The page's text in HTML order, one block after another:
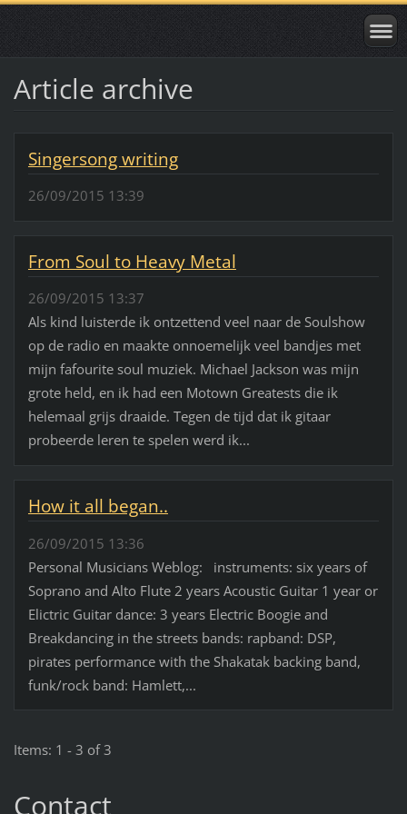
Article archive
Singersong writing
26/09/2015 13:39
From Soul to Heavy Metal
26/09/2015 13:37
Als kind luisterde ik ontzettend veel naar de Soulshow
op de radio en maakte onnoemelijk veel bandjes met
mijn fafourite soul muziek. Michael Jackson was mijn
grote held, en ik had een Motown Greatests die ik
helemaal grijs draaide. Tegen de tijd dat ik gitaar
probeerde leren te spelen werd ik...
How it all began..
26/09/2015 13:36
Personal Musicians Weblog: instruments: six years of
Soprano and Alto Flute 2 years Acoustic Guitar 1 year or
Elictric Guitar dance: 3 years Electric Boogie and
Breakdancing in the streets bands: rapband: DSP,
pirates performance with the Shakatak backing band,
funk/rock band: Hamlett,...
Items: 1 - 3 of 3
Contact